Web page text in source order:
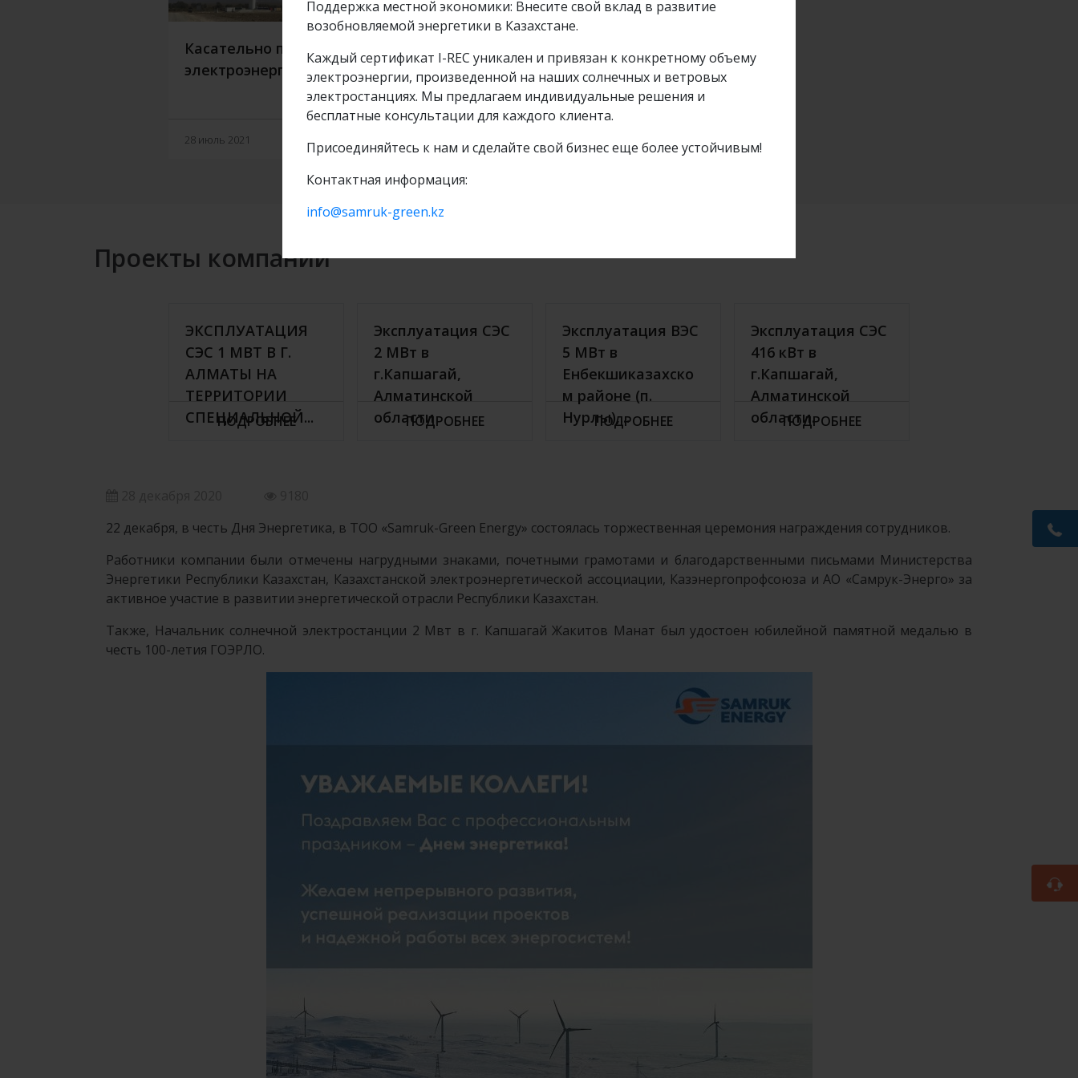
Поддержка местной экономики: Внесите свой вклад в развитие
возобновляемой энергетики в Казахстане.
Каждый сертификат I-REC уникален и привязан к конкретному объему
электроэнергии, произведенной на наших солнечных и ветровых
электростанциях. Мы предлагаем индивидуальные решения и
бесплатные консультации для каждого клиента.
Присоединяйтесь к нам и сделайте свой бизнес еще более устойчивым!
Контактная информация:
info@samruk-green.kz
Касательно продажи
электроэнергии
28 июль 2021 Подробнее
День Энергетика в ТОО
«Samruk-Green Energy»!
Проекты компании
ЭКСПЛУАТАЦИЯ
СЭС 1 МВТ В Г.
АЛМАТЫ НА
ТЕРРИТОРИИ
СПЕЦИАЛЬНОЙ...
ПОДРОБНЕЕ
Эксплуатация СЭС
2 МВт в
г.Капшагай,
Алматинской
областиПОДРОБНЕЕ
Эксплуатация ВЭС
5 МВт в
Енбекшиказахско
м районе (п.
Нурлы),...
ПОДРОБНЕЕ
Эксплуатация СЭС
416 кВт в
г.Капшагай,
Алматинской
области.ПОДРОБНЕЕ
22 декабря, в честь Дня Энергетика, в ТОО «Samruk-Green Energy» состоялась торжественная церемония награждения сотрудников.
Работники компании были отмечены нагрудными знаками, почетными грамотами и благодарственными письмами Министерства
Энергетики Республики Казахстан, Казахстанской электроэнергетической ассоциации, Казэнергопрофсоюза и АО «Самрук-Энерго» за
активное участие в развитии энергетической отрасли Республики Казахстан.
Также, Начальник солнечной электростанции 2 Мвт в г. Капшагай Жакитов Манат был удостоен юбилейной памятной медалью в
честь 100-летия ГОЭРЛО.